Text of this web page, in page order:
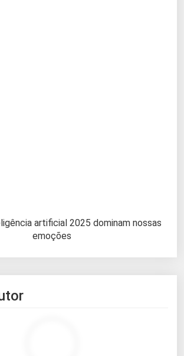
artificial 2025 dominam nossas
emoções